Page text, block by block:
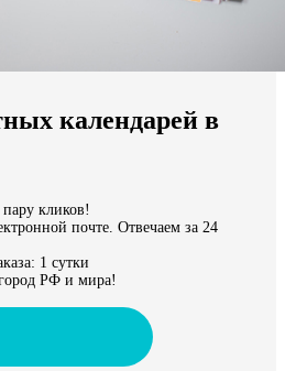
календарей в
кликов!
почте. Отвечаем за 24
1 сутки
РФ и мира!